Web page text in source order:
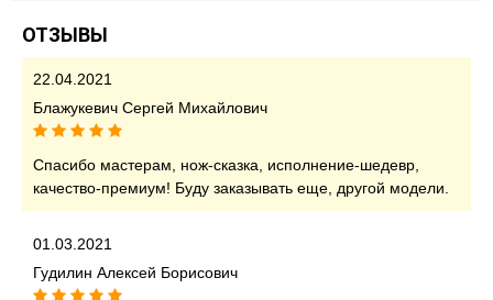
ОТЗЫВЫ
22.04.2021
Блажукевич Сергей Михайлович
Спасибо мастерам, нож-сказка, исполнение-шедевр,
качество-премиум! Буду заказывать еще, другой модели.
01.03.2021
Гудилин Алексей Борисович